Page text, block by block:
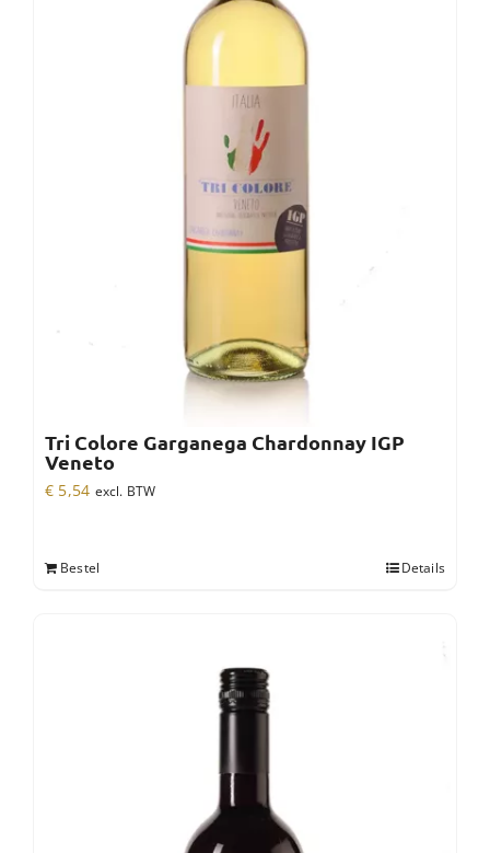
Tri Colore Garganega Chardonnay IGP
Veneto
€ 5,54 excl. BTW
Bestel Details